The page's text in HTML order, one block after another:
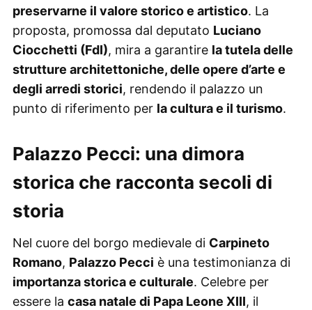
preservarne il valore storico e artistico. La
proposta, promossa dal deputato Luciano
Ciocchetti (FdI), mira a garantire la tutela delle
strutture architettoniche, delle opere d’arte e
degli arredi storici, rendendo il palazzo un
punto di riferimento per la cultura e il turismo.
Palazzo Pecci: una dimora
storica che racconta secoli di
storia
Nel cuore del borgo medievale di Carpineto
Romano, Palazzo Pecci è una testimonianza di
importanza storica e culturale. Celebre per
essere la casa natale di Papa Leone XIII, il